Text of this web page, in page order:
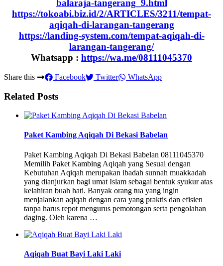
balaraja-tangerang_9.html
https://tokoabi.biz.id/2/ARTICLES/3211/tempat-
aqiqah-di-larangan-tangerang
https://landing-system.com/tempat-aqiqah-di-
larangan-tangerang/
Whatsapp : https://wa.me/08111045370
Share this Facebook Twitter WhatsApp
Related Posts
Paket Kambing Aqiqah Di Bekasi Babelan
Paket Kambing Aqiqah Di Bekasi Babelan 08111045370
Memilih Paket Kambing Aqiqah yang Sesuai dengan
Kebutuhan Aqiqah merupakan ibadah sunnah muakkadah
yang dianjurkan bagi umat Islam sebagai bentuk syukur atas
kelahiran buah hati. Banyak orang tua yang ingin
menjalankan aqiqah dengan cara yang praktis dan efisien
tanpa harus repot mengurus pemotongan serta pengolahan
daging. Oleh karena …
Aqiqah Buat Bayi Laki Laki